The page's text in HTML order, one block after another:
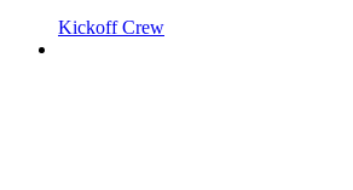
Kickoff Crew